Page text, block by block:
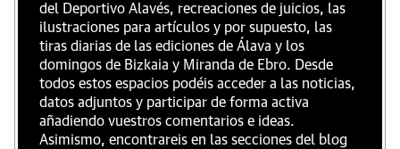
del Deportivo Alavés, recreaciones de juicios, las
ilustraciones para artículos y por supuesto, las
tiras diarias de las ediciones de Álava y los
domingos de Bizkaia y Miranda de Ebro. Desde
todos estos espacios podéis acceder a las noticias,
datos adjuntos y participar de forma activa
añadiendo vuestros comentarios e ideas.
Asimismo, encontrareis en las secciones del blog